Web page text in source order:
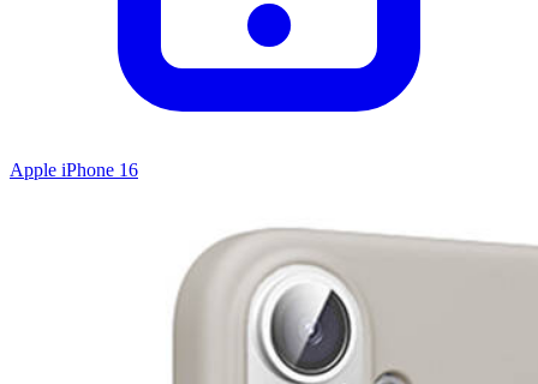
Apple iPhone 16